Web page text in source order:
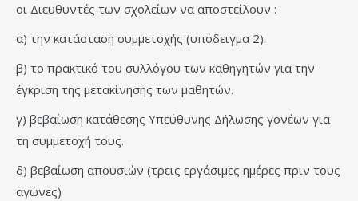
οι Διευθυντές των σχολείων να αποστείλουν :
α) την κατάσταση συμμετοχής (υπόδειγμα 2).
β) το πρακτικό του συλλόγου των καθηγητών για την
έγκριση της μετακίνησης των μαθητών.
γ) βεβαίωση κατάθεσης Υπεύθυνης Δήλωσης γονέων για
τη συμμετοχή τους.
δ) βεβαίωση απουσιών (τρεις εργάσιμες ημέρες πριν τους
αγώνες)